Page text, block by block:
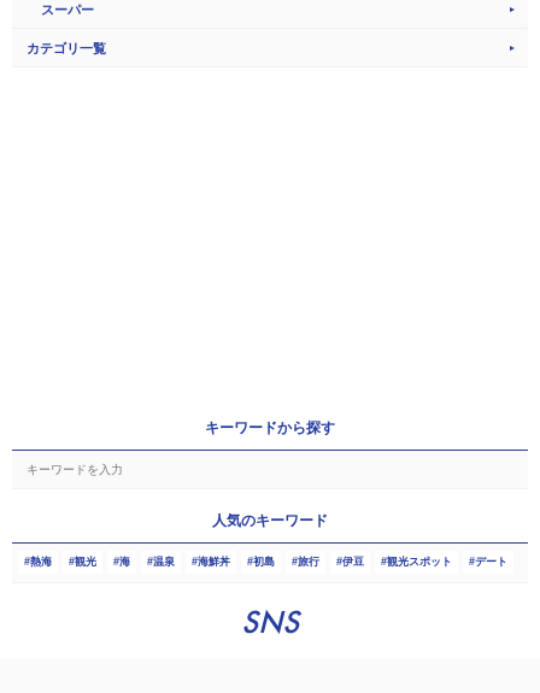
スーパー
カテゴリ一覧
キーワードから探す
人気のキーワード
熱海 観光 海 温泉 海鮮丼 初島 旅行 伊豆 観光スポット デート
SNS